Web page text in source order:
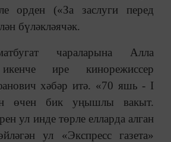
орден («За заслуги перед
бүләкләячәк.
чараларына Алла
ире кинорежиссер
хәбәр итә. «70 яшь - I
өчен бик уңышлы вакыт.
ул инде төрле елларда алган
ул «Экспресс газета»